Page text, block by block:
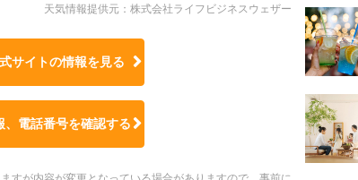
天気情報提供元：株式会社ライフビジネスウェザー
サイトの情報を見る
電話番号を確認する